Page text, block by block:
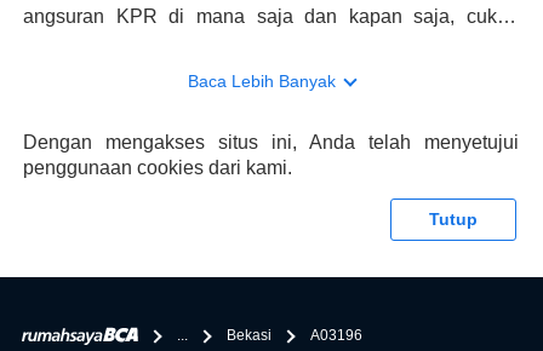
angsuran KPR di mana saja dan kapan saja, cukup
konsultasi mengenai KPR, maka ada layanan live chat
memberikan keuntungan yang berlipat, persyaratan
pengajuan KPR BCA juga sangat mudah, kamu bisa cek
tentang properti disini BCA hanya sebagai pihak
bertanggung jawab terhadap informasi yang rekanan
Baca Lebih Banyak
Dengan mengakses situs ini, Anda telah menyetujui
penggunaan cookies dari kami.
Tutup
... Bekasi A03196